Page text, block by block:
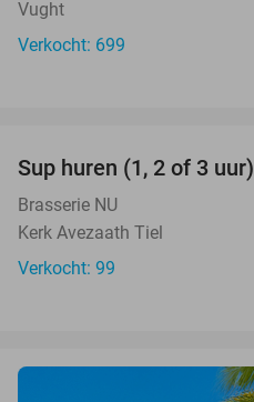
Vught
Verkocht: 699
Sup huren (1, 2 of 3 uur)
Brasserie NU
Kerk Avezaath Tiel
Verkocht: 99